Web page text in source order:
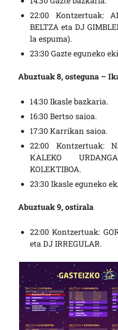
22:00 Kontzertuak:
BELTZA eta DJ
la espuma).
23:30 Gazte eguneko
Abuztuak 8, osteguna –
14:30 Ikasle bazkaria.
16:30 Bertso saioa.
17:30 Karrikan saioa.
22:00 Kontzertuak:
KALEKO
KOLEKTIBOA.
23:30 Ikasle eguneko
Abuztuak 9, ostirala
22:00 Kontzertuak:
eta DJ IRREGULAR.